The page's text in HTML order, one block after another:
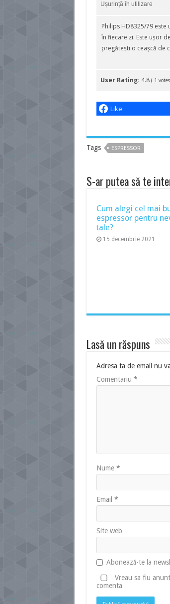
Ușurință în utilizare
Philips HD8325/79
în fiecare zi. Este ușor
pregătești o ceașcă de
User Rating: 4.8 ( 1
Like
Tags ESPRESSOR
S-ar putea să te
Cum alegi cel mai
espressor pentru
tale?
15 decembrie 2021
Lasă un răspuns
Adresa ta de email nu
Comentariu *
Nume *
Email *
Site web
Abonează-te la
Vreau sa fiu
comenta